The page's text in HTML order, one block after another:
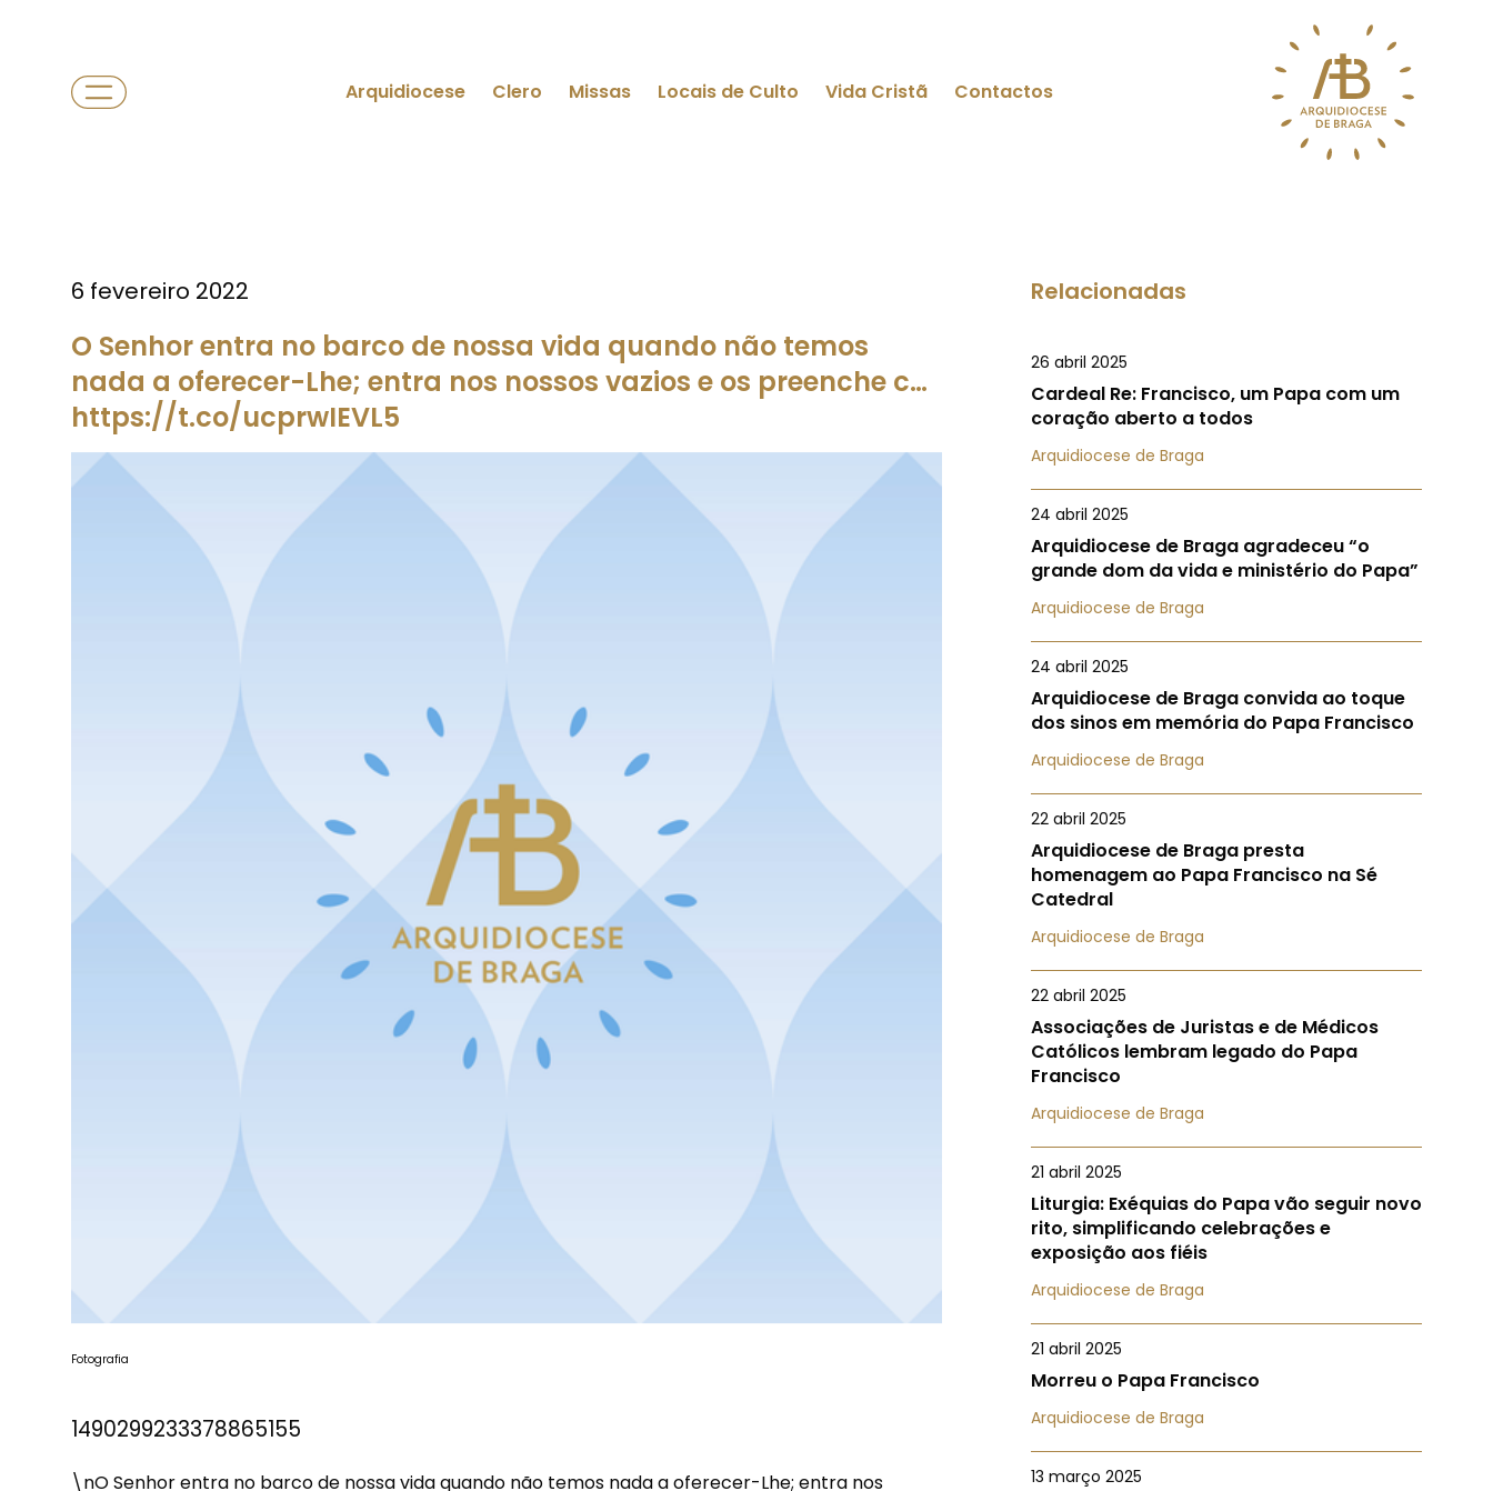
Arquidiocese Clero Missas Locais de Culto Vida Cristã Contactos
6 fevereiro 2022
O Senhor entra no barco de nossa vida quando não temos
nada a oferecer-Lhe; entra nos nossos vazios e os preenche c…
https://t.co/ucprwIEVL5
Fotografia
1490299233378865155
\nO Senhor entra no barco de nossa vida quando não temos nada a oferecer-Lhe; entra nos
Relacionadas
26 abril 2025
Cardeal Re: Francisco, um Papa com um
coração aberto a todos
Arquidiocese de Braga
24 abril 2025
Arquidiocese de Braga agradeceu “o
grande dom da vida e ministério do Papa”
Arquidiocese de Braga
24 abril 2025
Arquidiocese de Braga convida ao toque
dos sinos em memória do Papa Francisco
Arquidiocese de Braga
22 abril 2025
Arquidiocese de Braga presta
homenagem ao Papa Francisco na Sé
Catedral
Arquidiocese de Braga
22 abril 2025
Associações de Juristas e de Médicos
Católicos lembram legado do Papa
Francisco
Arquidiocese de Braga
21 abril 2025
Liturgia: Exéquias do Papa vão seguir novo
rito, simplificando celebrações e
exposição aos fiéis
Arquidiocese de Braga
21 abril 2025
Morreu o Papa Francisco
Arquidiocese de Braga
13 março 2025